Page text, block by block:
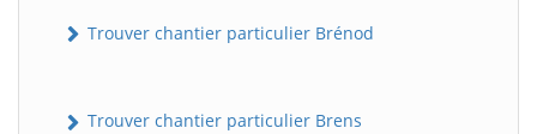
Trouver chantier particulier Brénod
Trouver chantier particulier Brens